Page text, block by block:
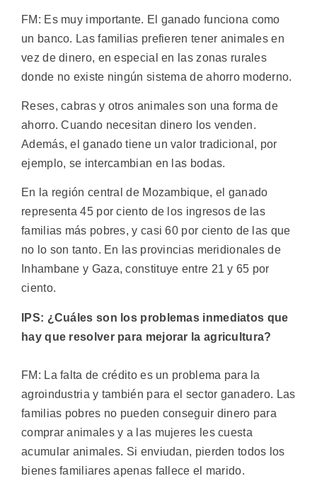
FM: Es muy importante. El ganado funciona como
un banco. Las familias prefieren tener animales en
vez de dinero, en especial en las zonas rurales
donde no existe ningún sistema de ahorro moderno.
Reses, cabras y otros animales son una forma de
ahorro. Cuando necesitan dinero los venden.
Además, el ganado tiene un valor tradicional, por
ejemplo, se intercambian en las bodas.
En la región central de Mozambique, el ganado
representa 45 por ciento de los ingresos de las
familias más pobres, y casi 60 por ciento de las que
no lo son tanto. En las provincias meridionales de
Inhambane y Gaza, constituye entre 21 y 65 por
ciento.
IPS: ¿Cuáles son los problemas inmediatos que
hay que resolver para mejorar la agricultura?
FM: La falta de crédito es un problema para la
agroindustria y también para el sector ganadero. Las
familias pobres no pueden conseguir dinero para
comprar animales y a las mujeres les cuesta
acumular animales. Si enviudan, pierden todos los
bienes familiares apenas fallece el marido.